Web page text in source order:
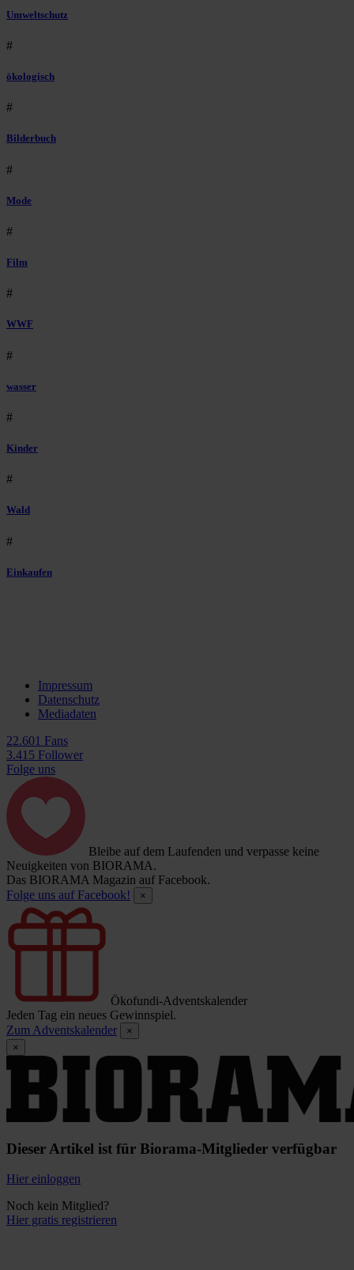
Umweltschutz
#
ökologisch
#
Bilderbuch
#
Mode
#
Film
#
WWF
#
wasser
#
Kinder
#
Wald
#
Einkaufen
Impressum
Datenschutz
Mediadaten
22.601 Fans
3.415 Follower
Folge uns
Bleibe auf dem Laufenden und verpasse keine
Neuigkeiten von BIORAMA.
Das BIORAMA Magazin auf Facebook.
Folge uns auf Facebook!
×
Ökofundi-Adventskalender
Jeden Tag ein neues Gewinnspiel.
Zum Adventskalender
×
×
Dieser Artikel ist für Biorama-Mitglieder verfügbar
Hier einloggen
Noch kein Mitglied?
Hier gratis registrieren